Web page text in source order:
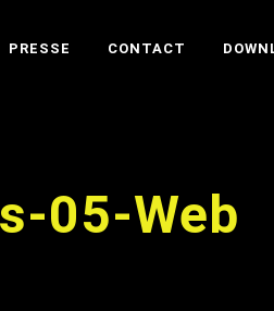
PRESSE CONTACT
05-Web